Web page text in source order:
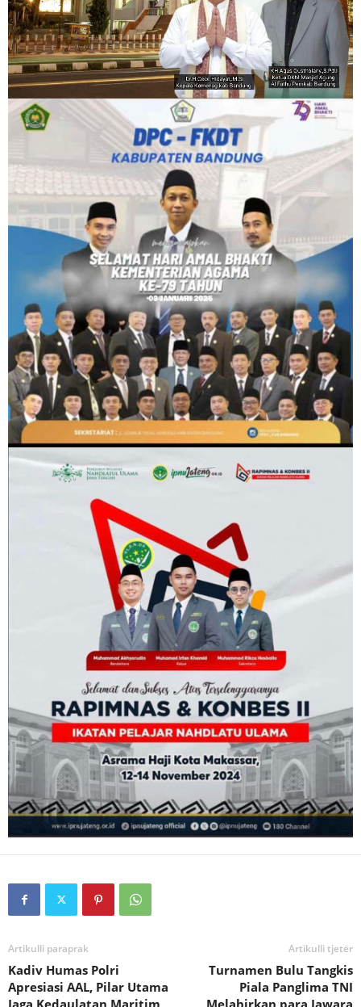
Artikulli paraprak
Kadiv Humas Polri
Apresiasi AAL, Pilar Utama
Artikulli tjetër
Turnamen Bulu Tangkis
Piala Panglima TNI